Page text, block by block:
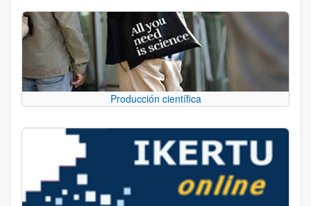
Producción científica